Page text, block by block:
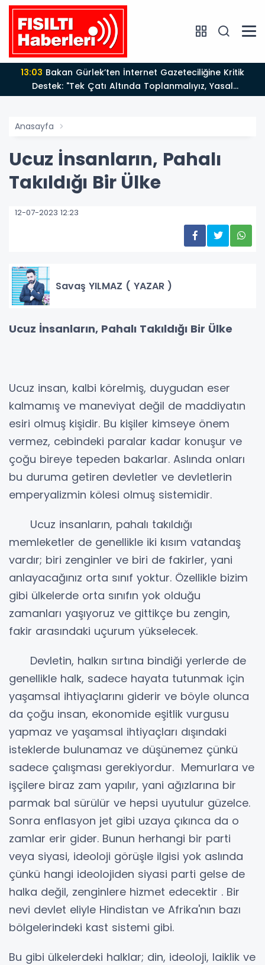
13:03
Destek: "Tek Çatı Altında Toplanmalıyız, Yasal
Düzenlemeye Hazırız"
Anasayfa
Ucuz İnsanların, Pahalı
Takıldığı Bir Ülke
12-07-2023 12:23
Savaş YILMAZ ( YAZAR )
Ucuz İnsanların, Pahalı Takıldığı Bir Ülke
Ucuz insan, kalbi körelmiş, duygudan eser
kalmamış ve maneviyat değil de maddiyatın
esiri olmuş kişidir. Bu kişiler kimseye önem
vermez, cebindeki paralar kadar konuşur ve
çoğu bireye tepeden bakarlar. Aslında onları
bu duruma getiren devletler ve devletlerin
emperyalizmin kölesi olmuş sistemidir.
Ucuz insanların, pahalı takıldığı
memleketler de genellikle iki kısım vatandaş
vardır; biri zenginler ve biri de fakirler, yani
anlayacağınız orta sınıf yoktur. Özellikle bizim
gibi ülkelerde orta sınıfın yok olduğu
zamanları yaşıyoruz ve gittikçe bu zengin,
fakir arasındaki uçurum yükselecek.
Devletin, halkın sırtına bindiği yerlerde de
genellikle halk, sadece hayata tutunmak için
yaşamsal ihtiyaçlarını giderir ve böyle olunca
da çoğu insan, ekonomide eşitlik vurgusu
yapmaz ve yaşamsal ihtiyaçları dışındaki
isteklerde bulunamaz ve düşünemez çünkü
sadece çalışması gerekiyordur. Memurlara ve
işçilere biraz zam yapılır, yani ağızlarına bir
parmak bal sürülür ve hepsi uyutulur güzelce.
Sonra enflasyon jet gibi uzaya çıkınca da o
zamlar erir gider. Bunun herhangi bir parti
veya siyasi, ideoloji görüşle ilgisi yok aslında
çünkü hangi ideolojiden siyasi parti gelse de
halka değil, zenginlere hizmet edecektir . Bir
nevi devlet eliyle Hindistan ve Afrika'nın bazı
bölgelerindeki kast sistemi gibi.
Bu gibi ülkelerdeki halklar; din, ideoloji, laiklik ve